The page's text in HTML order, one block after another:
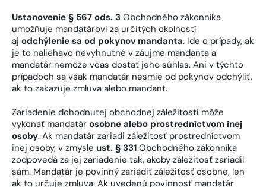
Ustanovenie § 567 ods. 3 Obchodného zákonníka
umožňuje mandatárovi za určitých okolností
aj odchýlenie sa od pokynov mandanta. Ide o prípady, ak
je to naliehavo nevyhnutné v záujme mandanta a
mandatár nemôže včas dostať jeho súhlas. Ani v týchto
prípadoch sa však mandatár nesmie od pokynov odchýliť,
ak to zakazuje zmluva alebo mandant.
Zariadenie dohodnutej obchodnej záležitosti môže
vykonať mandatár osobne alebo prostredníctvom inej
osoby. Ak mandatár zariadi záležitosť prostredníctvom
inej osoby, v zmysle ust. § 331 Obchodného zákonníka
zodpovedá za jej zariadenie tak, akoby záležitosť zariadil
sám. Mandatár je povinný zariadiť záležitosť osobne, len
ak to určuje zmluva. Ak uvedenú povinnosť mandatár